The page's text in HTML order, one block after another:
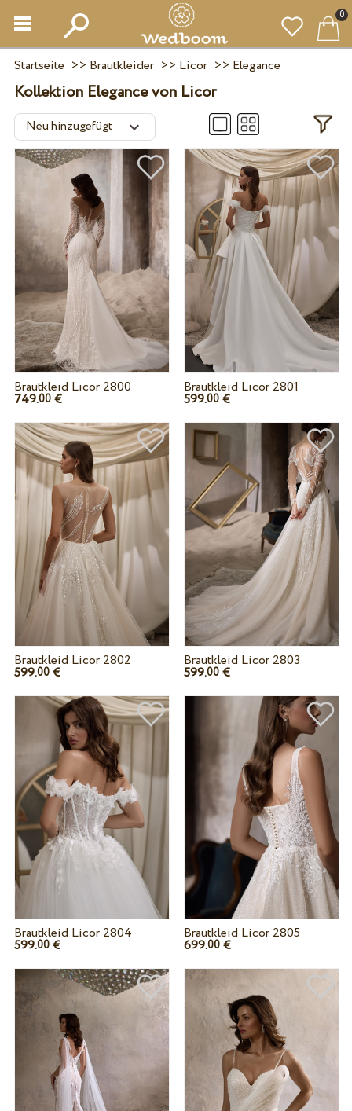
0
Startseite >> Brautkleider>> Licor>> Elegance
Kollektion Elegance von Licor
Brautkleid Licor 2800
749.00€
Brautkleid Licor 2801
599.00 €
Brautkleid Licor 2802
599.00€
Brautkleid Licor 2803
599.00 €
Brautkleid Licor 2804
599.00€
Brautkleid Licor 2805
699.00 €